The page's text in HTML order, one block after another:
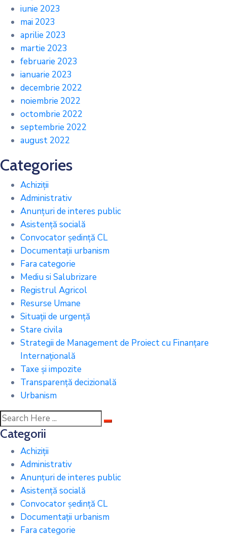
iunie 2023
mai 2023
aprilie 2023
martie 2023
februarie 2023
ianuarie 2023
decembrie 2022
noiembrie 2022
octombrie 2022
septembrie 2022
august 2022
Categories
Achiziții
Administrativ
Anunțuri de interes public
Asistență socială
Convocator ședință CL
Documentații urbanism
Fara categorie
Mediu si Salubrizare
Registrul Agricol
Resurse Umane
Situații de urgență
Stare civila
Strategii de Management de Proiect cu Finanțare
Internațională
Taxe și impozite
Transparență decizională
Urbanism
Categorii
Achiziții
Administrativ
Anunțuri de interes public
Asistență socială
Convocator ședință CL
Documentații urbanism
Fara categorie